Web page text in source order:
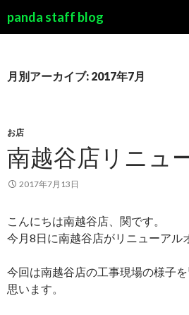
panda staff blog
月別アーカイブ: 2017年7月
お店
南越谷店リニュ
2017年7月13日
こんにちは南越谷店、関です。
今月8日に南越谷店がリニューアル
今回は南越谷店の工事現場の様子
思います。